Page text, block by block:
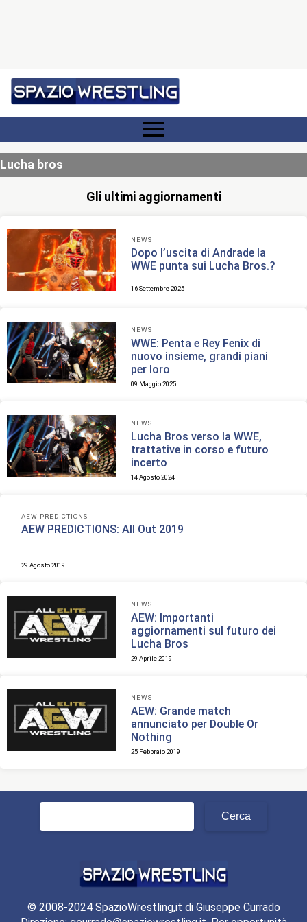
Lucha bros
Gli ultimi aggiornamenti
NEWS
Dopo l’uscita di Andrade la
WWE punta sui Lucha Bros.?
16 Settembre 2025
NEWS
WWE: Penta e Rey Fenix di
nuovo insieme, grandi piani
per loro
09 Maggio 2025
NEWS
Lucha Bros verso la WWE,
trattative in corso e futuro
incerto
14 Agosto 2024
AEW PREDICTIONS
AEW PREDICTIONS: All Out 2019
29 Agosto 2019
NEWS
AEW: Importanti
aggiornamenti sul futuro dei
Lucha Bros
29 Aprile 2019
NEWS
AEW: Grande match
annunciato per Double Or
Nothing
25 Febbraio 2019
Ricerca
© 2008-2024 SpazioWrestling,it di Giuseppe Currado